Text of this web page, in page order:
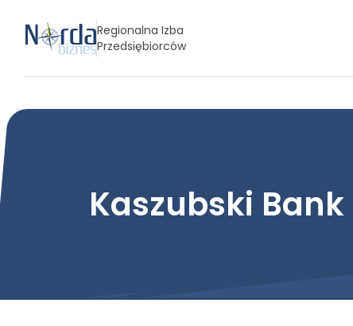
Regionalna Izba
Przedsiębiorców
Kaszubski Bank